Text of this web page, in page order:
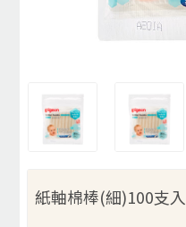
紙軸棉棒(細)100支入